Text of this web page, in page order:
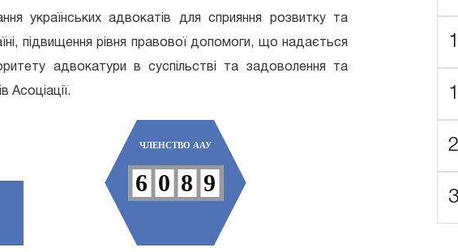
українських адвокатів для сприяння розвитку та
підвищення рівня правової допомоги, що надається
адвокатури в суспільстві та задоволення та
Асоціації.
ЧЛЕНСТВО ААУ
0
1
2
4
5
6
7
8
0
1
2
3
4
6
7
8
9
3
4
5
7
8
9